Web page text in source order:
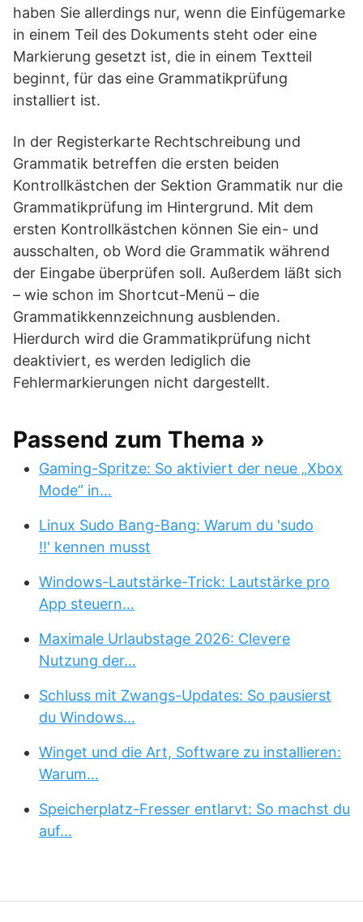
haben Sie allerdings nur, wenn die Einfügemarke
in einem Teil des Dokuments steht oder eine
Markierung gesetzt ist, die in einem Textteil
beginnt, für das eine Grammatikprüfung
installiert ist.
In der Registerkarte Rechtschreibung und
Grammatik betreffen die ersten beiden
Kontrollkästchen der Sektion Grammatik nur die
Grammatikprüfung im Hintergrund. Mit dem
ersten Kontrollkästchen können Sie ein- und
ausschalten, ob Word die Grammatik während
der Eingabe überprüfen soll. Außerdem läßt sich
– wie schon im Shortcut-Menü – die
Grammatikkennzeichnung ausblenden.
Hierdurch wird die Grammatikprüfung nicht
deaktiviert, es werden lediglich die
Fehlermarkierungen nicht dargestellt.
Passend zum Thema »
Gaming-Spritze: So aktiviert der neue „Xbox
Mode“ in…
Linux Sudo Bang-Bang: Warum du 'sudo
!!' kennen musst
Windows-Lautstärke-Trick: Lautstärke pro
App steuern…
Maximale Urlaubstage 2026: Clevere
Nutzung der…
Schluss mit Zwangs-Updates: So pausierst
du Windows…
Winget und die Art, Software zu installieren:
Warum…
Speicherplatz-Fresser entlarvt: So machst du
auf…